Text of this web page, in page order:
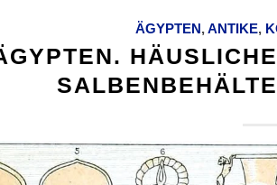
ÄGYPTEN,ANTIKE,